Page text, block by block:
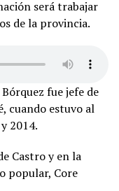
será trabajar
de la provincia.
fue jefe de
cuando estuvo al
2014.
Castro y en la
popular, Core